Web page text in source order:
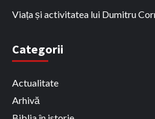
Viața și activitatea lui Dumitru
Categorii
Actualitate
Arhivă